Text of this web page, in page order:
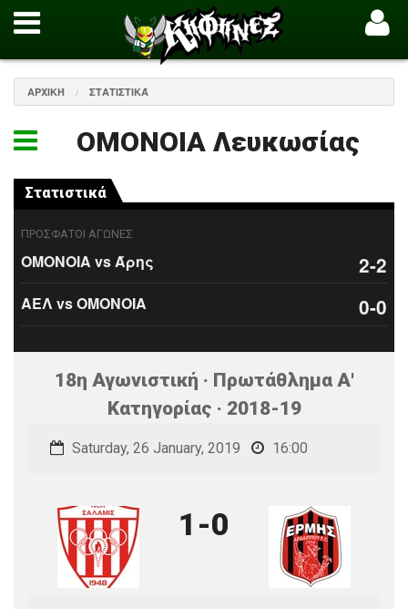
ΑΡΧΙΚΉ ΣΤΑΤΙΣΤΙΚΆ
ΟΜΟΝΟΙΑ Λευκωσίας
Στατιστικά
ΠΡΟΣΦΑΤΟΙ ΑΓΩΝΕΣ
ΟΜΟΝΟΙΑ vs Άρης 2-2
ΑΕΛ vs ΟΜΟΝΟΙΑ 0-0
18η Αγωνιστική · Πρωτάθλημα Α'
Κατηγορίας · 2018-19
Saturday, 26 January, 2019 16:00
1-0